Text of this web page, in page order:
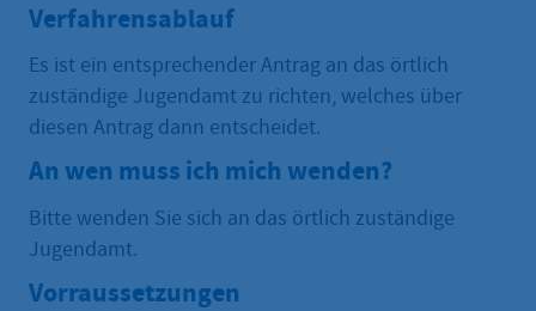
Verfahrensablauf
Es ist ein entsprechender Antrag an das örtlich
zuständige Jugendamt zu richten, welches über
diesen Antrag dann entscheidet.
An wen muss ich mich wenden?
Bitte wenden Sie sich an das örtlich zuständige
Jugendamt.
Vorraussetzungen